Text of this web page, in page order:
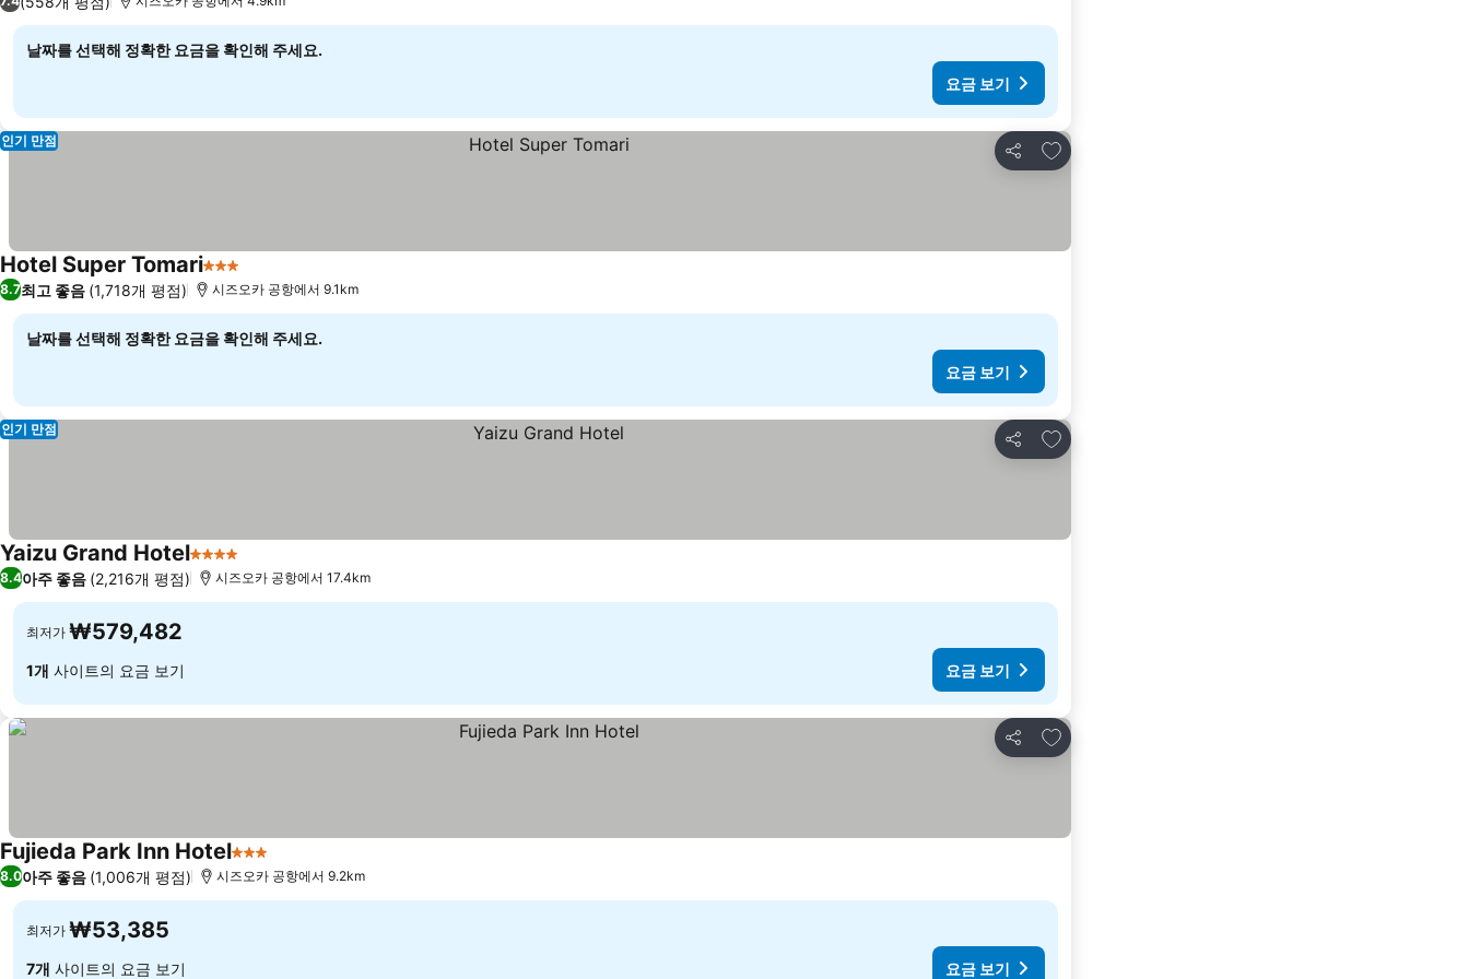
날짜를 선택해 정확한 요금을 확인해 주세요.
요금 보기
공유
즐겨찾기에 추가
인기 만점
Hotel Super Tomari3 성급
8.7최고 좋음 (1,718개 평점) 시즈오카 공항에서 9.1km
날짜를 선택해 정확한 요금을 확인해 주세요.
요금 보기
공유
즐겨찾기에 추가
인기 만점
Yaizu Grand Hotel4 성급
8.4아주 좋음 (2,216개 평점) 시즈오카 공항에서 17.4km
최저가 ₩579,482
1개 사이트의 요금 보기 요금 보기
공유
즐겨찾기에 추가
Fujieda Park Inn Hotel3 성급
8.0아주 좋음 (1,006개 평점) 시즈오카 공항에서 9.2km
최저가 ₩53,385
7개 사이트의 요금 보기 요금 보기